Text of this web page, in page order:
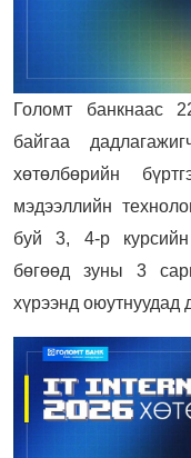
Голомт банкнаас
байгаа
хөтөлбөрийн
мэдээллийн
буй 3, 4-р курсийн
бөгөөд зуны 3
хүрээнд оюутнуудад